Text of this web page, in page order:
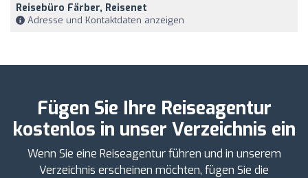
Reisebüro Färber, Reisenet
Adresse und Kontaktdaten anzeigen
Fügen Sie Ihre Reiseagentur
kostenlos in unser Verzeichnis ein
Wenn Sie eine Reiseagentur führen und in unserem
Verzeichnis erscheinen möchten, fügen Sie die